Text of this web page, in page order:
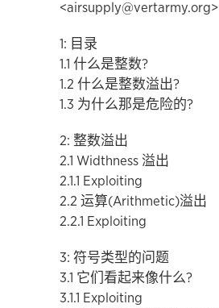
<airsupply@vertarmy.org>
1: 目录
1.1 什么是整数?
1.2 什么是整数溢出?
1.3 为什么那是危险的?
2: 整数溢出
2.1 Widthness 溢出
2.1.1 Exploiting
2.2 运算(Arithmetic)溢出
2.2.1 Exploiting
3: 符号类型的问题
3.1 它们看起来像什么?
3.1.1 Exploiting